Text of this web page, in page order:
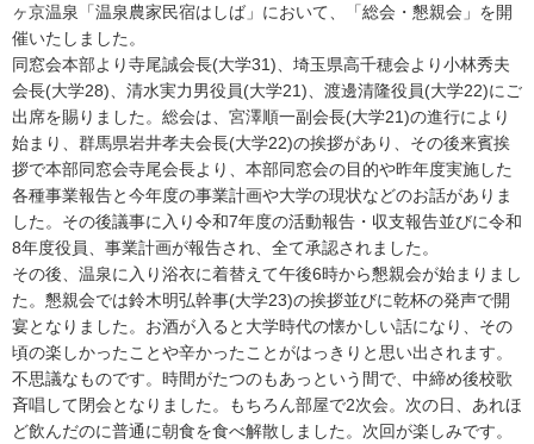
ヶ京温泉「温泉農家民宿はしば」において、「総会・懇親会」を開
催いたしました。
同窓会本部より寺尾誠会長(大学31)、埼玉県高千穂会より小林秀夫
会長(大学28)、清水実力男役員(大学21)、渡邊清隆役員(大学22)にご
出席を賜りました。総会は、宮澤順一副会長(大学21)の進行により
始まり、群馬県岩井孝夫会長(大学22)の挨拶があり、その後来賓挨
拶で本部同窓会寺尾会長より、本部同窓会の目的や昨年度実施した
各種事業報告と今年度の事業計画や大学の現状などのお話がありま
した。その後議事に入り令和7年度の活動報告・収支報告並びに令和
8年度役員、事業計画が報告され、全て承認されました。
その後、温泉に入り浴衣に着替えて午後6時から懇親会が始まりまし
た。懇親会では鈴木明弘幹事(大学23)の挨拶並びに乾杯の発声で開
宴となりました。お酒が入ると大学時代の懐かしい話になり、その
頃の楽しかったことや辛かったことがはっきりと思い出されます。
不思議なものです。時間がたつのもあっという間で、中締め後校歌
斉唱して閉会となりました。もちろん部屋で2次会。次の日、あれほ
ど飲んだのに普通に朝食を食べ解散しました。次回が楽しみです。